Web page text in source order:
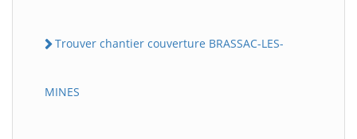
Trouver chantier couverture BRASSAC-LES-
MINES